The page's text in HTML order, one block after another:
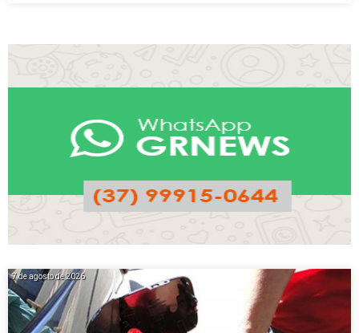
7 de agosto de 2026